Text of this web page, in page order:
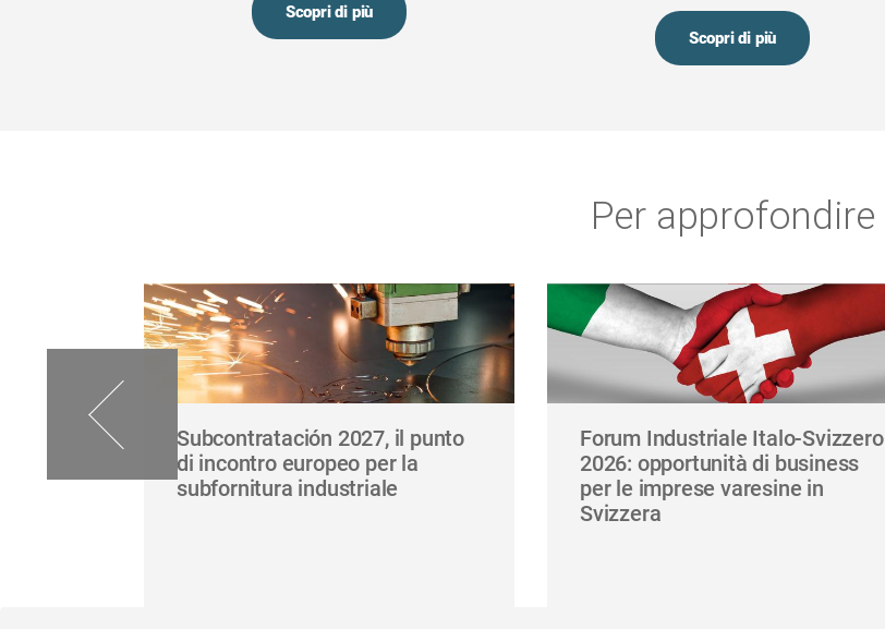
Scopri di più
Scopri di più
Per approfondire
più
Subcontratación 2027, il punto
di incontro europeo per la
subfornitura industriale
Forum Industriale Italo-Svizzero
2026: opportunità di business
per le imprese varesine in
Svizzera